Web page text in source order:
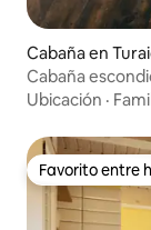
Cabaña en
Cabaña
Ubicación ·
Favorito entre
Favorito entre